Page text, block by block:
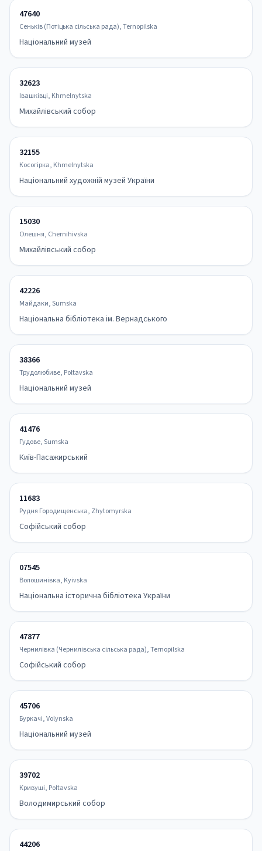
47640
Сеньків (Потіцька сільська рада), Ternopilska
Національний музей
32623
Івашківці, Khmelnytska
Михайлівський собор
32155
Косогірка, Khmelnytska
Національний художній музей України
15030
Олешня, Chernihivska
Михайлівський собор
42226
Майдаки, Sumska
Національна бібліотека ім. Вернадського
38366
Трудолюбиве, Poltavska
Національний музей
41476
Гудове, Sumska
Київ-Пасажирський
11683
Рудня Городищенська, Zhytomyrska
Софійський собор
07545
Волошинівка, Kyivska
Національна історична бібліотека України
47877
Чернилівка (Чернилівська сільська рада), Ternopilska
Софійський собор
45706
Буркачі, Volynska
Національний музей
39702
Кривуші, Poltavska
Володимирський собор
44206